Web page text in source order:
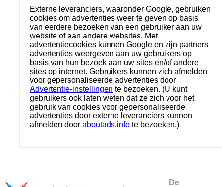
Externe leveranciers, waaronder Google, gebruiken
cookies om advertenties weer te geven op basis
van eerdere bezoeken van een gebruiker aan uw
website of aan andere websites. Met
advertentiecookies kunnen Google en zijn partners
advertenties weergeven aan uw gebruikers op
basis van hun bezoek aan uw sites en/of andere
sites op internet. Gebruikers kunnen zich afmelden
voor gepersonaliseerde advertenties door
Advertentie-instellingen te bezoeken. (U kunt
gebruikers ook laten weten dat ze zich voor het
gebruik van cookies voor gepersonaliseerde
advertenties door externe leveranciers kunnen
afmelden door aboutads.info te bezoeken.)
De